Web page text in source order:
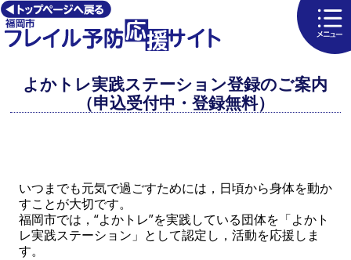
よかトレ実践ステーション登録のご案内
（申込受付中・登録無料）
いつまでも元気で過ごすためには，日頃から身体を動か
すことが大切です。
福岡市では，“よかトレ”を実践している団体を「よかト
レ実践ステーション」として認定し，活動を応援しま
す。